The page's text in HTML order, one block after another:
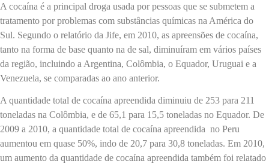
A cocaína é a principal droga usada por pessoas que se submetem a
tratamento por problemas com substâncias químicas na América do
Sul. Segundo o relatório da Jife, em 2010, as apreensões de cocaína,
tanto na forma de base quanto na de sal, diminuíram em vários países
da região, incluindo a Argentina, Colômbia, o Equador, Uruguai e a
Venezuela, se comparadas ao ano anterior.
A quantidade total de cocaína apreendida diminuiu de 253 para 211
toneladas na Colômbia, e de 65,1 para 15,5 toneladas no Equador. De
2009 a 2010, a quantidade total de cocaína apreendida no Peru
aumentou em quase 50%, indo de 20,7 para 30,8 toneladas. Em 2010,
um aumento da quantidade de cocaína apreendida também foi relatado